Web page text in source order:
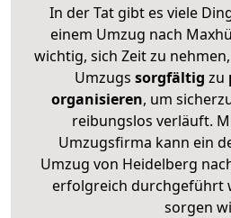
In der Tat gibt es viele
einem Umzug nach
wichtig, sich Zeit zu
Umzugs sorgfältig zu
organisieren, um
reibungslos verläuft.
Umzugsfirma kann ein
Umzug von Heidelberg
erfolgreich durchgeführt
sorgen